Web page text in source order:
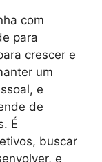
com
para
crescer e
um
e
de
É
buscar
e